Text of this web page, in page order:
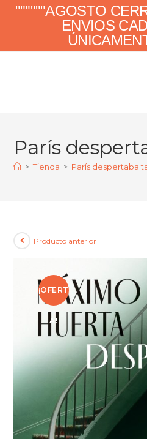
""""""AGOSTO
ENVIOS
París
> Tienda > París despertaba
¡OFERT
A!
Producto anterior